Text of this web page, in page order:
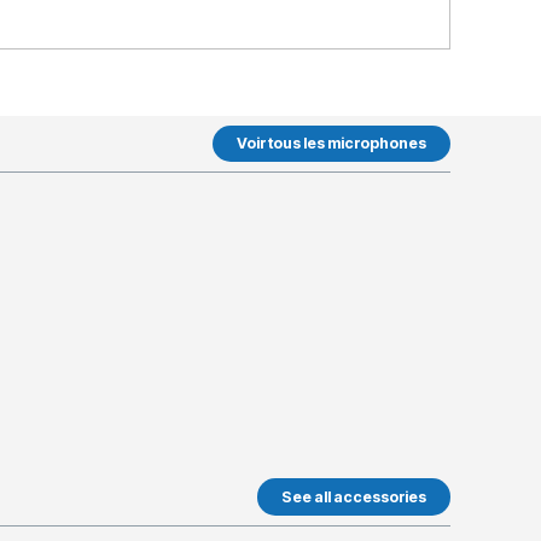
Voir tous les microphones
See all accessories